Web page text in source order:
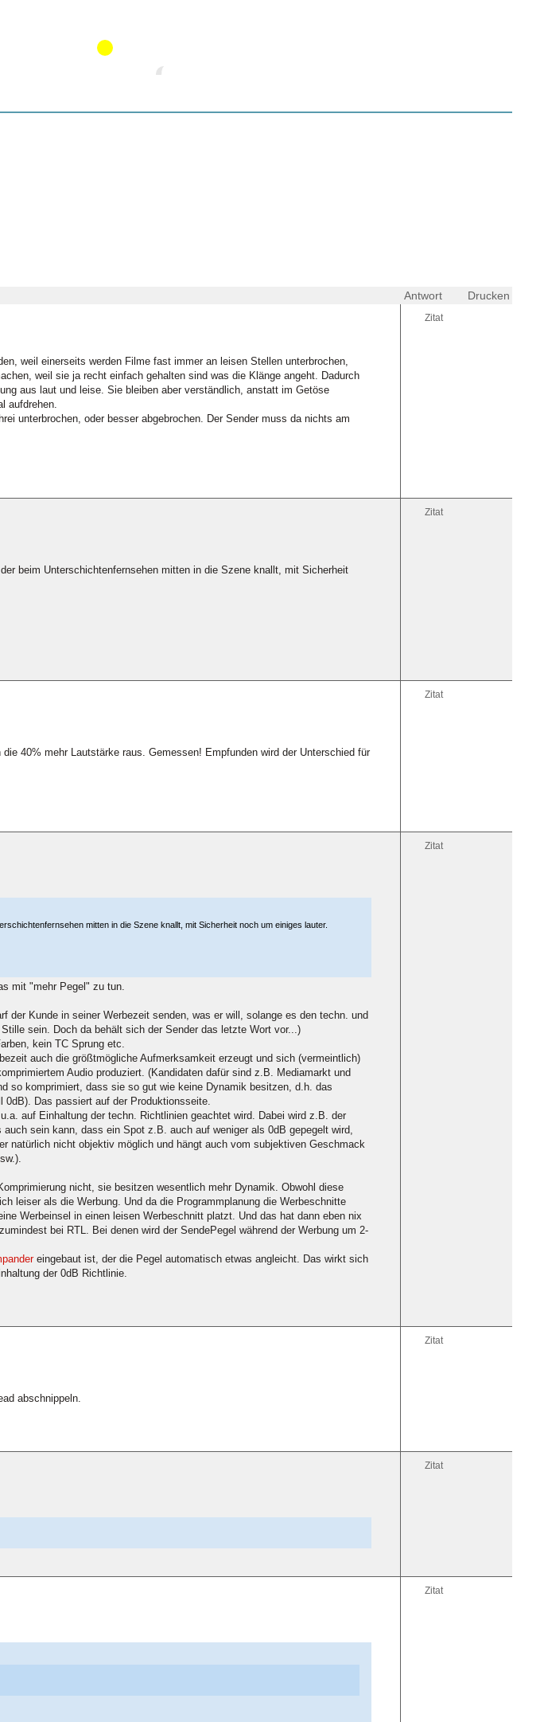
Antwort Drucken
Zitat
weil einerseits werden Filme fast immer an leisen Stellen unterbrochen,
weil sie ja recht einfach gehalten sind was die Klänge angeht. Dadurch
aus laut und leise. Sie bleiben aber verständlich, anstatt im Getöse
aufdrehen.
unterbrochen, oder besser abgebrochen. Der Sender muss da nichts am
Zitat
beim Unterschichtenfernsehen mitten in die Szene knallt, mit Sicherheit
Zitat
40% mehr Lautstärke raus. Gemessen! Empfunden wird der Unterschied für
Zitat
mitten in die Szene knallt, mit Sicherheit noch um einiges lauter.
mit "mehr Pegel" zu tun.
der Kunde in seiner Werbezeit senden, was er will, solange es den techn. und
sein. Doch da behält sich der Sender das letzte Wort vor...)
kein TC Sprung etc.
auch die größtmögliche Aufmerksamkeit erzeugt und sich (vermeintlich)
Audio produziert. (Kandidaten dafür sind z.B. Mediamarkt und
so komprimiert, dass sie so gut wie keine Dynamik besitzen, d.h. das
Das passiert auf der Produktionsseite.
auf Einhaltung der techn. Richtlinien geachtet wird. Dabei wird z.B. der
sein kann, dass ein Spot z.B. auch auf weniger als 0dB gepegelt wird,
natürlich nicht objektiv möglich und hängt auch vom subjektiven Geschmack
nicht, sie besitzen wesentlich mehr Dynamik. Obwohl diese
leiser als die Werbung. Und da die Programmplanung die Werbeschnitte
Werbeinsel in einen leisen Werbeschnitt platzt. Und das hat dann eben nix
bei RTL. Bei denen wird der SendePegel während der Werbung um 2-
eingebaut ist, der die Pegel automatisch etwas angleicht. Das wirkt sich
der 0dB Richtlinie.
Zitat
abschnippeln.
Zitat
Zitat